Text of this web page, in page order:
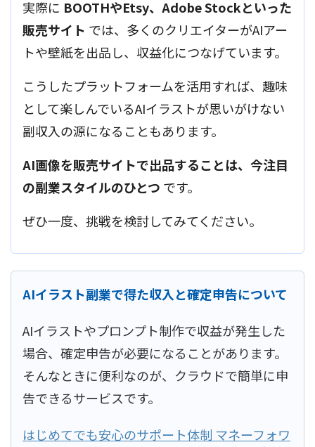
実際に BOOTHやEtsy、Adobe Stockといった
販売サイト では、多くのクリエイターがAIアー
トや壁紙を出品し、収益化につなげています。
こうしたプラットフォームを活用すれば、趣味
として楽しんでいるAIイラストが思いがけない
副収入の源になることもあります。
AI画像を販売サイトで出品することは、今注目
の副業スタイルのひとつ です。
ぜひ一度、挑戦を検討してみてください。
AIイラスト副業で得た収入と確定申告について
AIイラストやプロンプト制作で収益が発生した
場合、確定申告が必要になることがあります。
そんなときに便利なのが、クラウドで簡単に申
告できるサービスです。
はじめてでも安心のサポート体制 マネーフォワ